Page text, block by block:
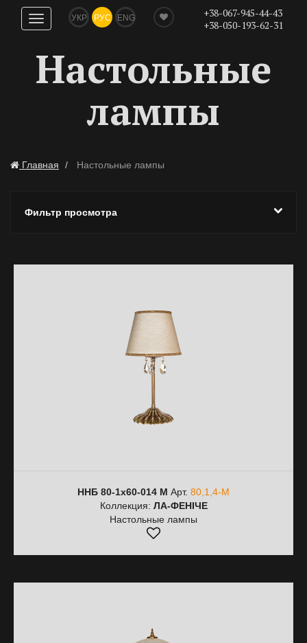
Показать
навигацию
УКР РУС ENG
+38-067-945-44-43
+38-050-193-62-31
Настольные
лампы
Главная Настольные лампы
Фильтр просмотра
ННБ 80-1х60-014 М Арт. 80,1,4-М
Коллекция: ЛА-ФЕНІЧЕ
Настольные лампы